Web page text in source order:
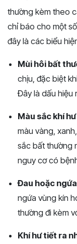
thường kèm theo
chỉ báo cho một
đây là các biểu
Mùi hôi bất
chịu, đặc biệt
Đây là dấu hiệu
Màu sắc khí
màu vàng,
sắc bất thường
nguy cơ có
Đau hoặc ngứa
ngứa vùng kín
thường đi kèm
Khí hư tiết ra